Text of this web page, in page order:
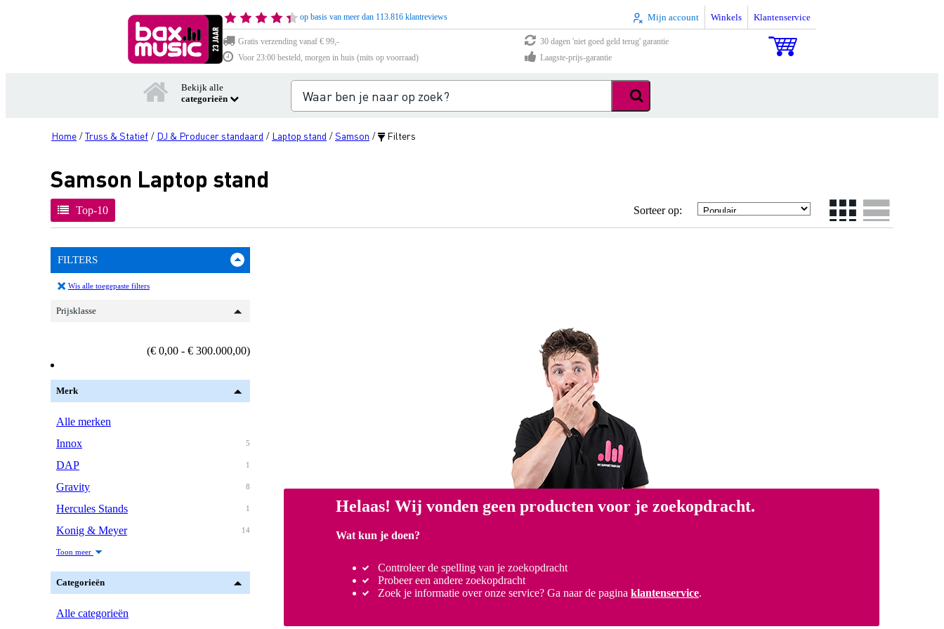
op basis van meer dan 113.816 klantreviews Mijn account Winkels Klantenservice
Gratis verzending vanaf € 99,-
30 dagen 'niet goed geld terug' garantie
Voor 23:00 besteld, morgen in huis (mits op voorraad)
Laagste-prijs-garantie
Bekijk alle
categorieën
Home /Truss & Statief / DJ & Producer standaard / Laptop stand /Samson / Filters
Samson Laptop stand
Top-10 Sorteer op:
FILTERS
Wis alle toegepaste filters
Prijsklasse
(€ 0,00 - € 300.000,00)
Merk
Alle merken
5
Innox
1
DAP
8
Gravity
1
Hercules Stands
14
Konig & Meyer
Toon meer
Categorieën
Alle categorieën
Helaas! Wij vonden geen producten voor je zoekopdracht.
Wat kun je doen?
Controleer de spelling van je zoekopdracht
Probeer een andere zoekopdracht
Zoek je informatie over onze service? Ga naar de pagina klantenservice.